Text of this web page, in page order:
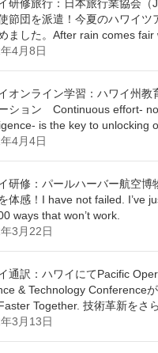
研修旅行：日本旅行業協会（
節団を派遣！今夏のハワイツ
ました。After rain comes fair
4月8日
オンライン学習：ハワイ州教
ション Continuous effort-
is the key to unlocking
4月4日
研修：パールハーバー航空博
体感！I have not failed. I’ve
ways that won’t work.
3月22日
通訳：ハワイにてPacific
& Technology Conference
Together. 技術革新をさ
3月13日